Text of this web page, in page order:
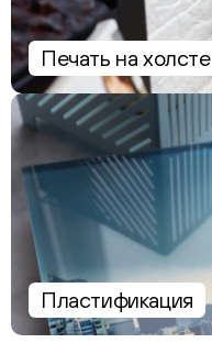
Печать на холсте
Пластификация